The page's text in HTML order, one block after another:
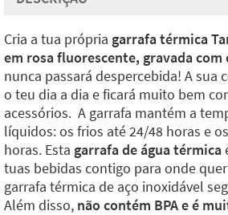
Cria a tua própria garrafa térmica
em rosa fluorescente, gravada com
nunca passará despercebida! A sua
o teu dia a dia e ficará muito bem
acessórios. A garrafa mantém a
líquidos: os frios até 24/48 horas e
horas. Esta garrafa de água térmica
tuas bebidas contigo para onde
garrafa térmica de aço inoxidável
Além disso, não contém BPA e é